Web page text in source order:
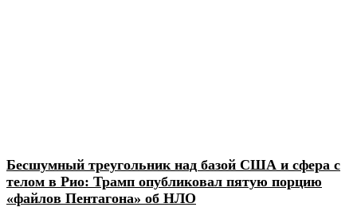
Бесшумный треугольник над базой США и сфера с
телом в Рио: Трамп опубликовал пятую порцию
«файлов Пентагона» об НЛО